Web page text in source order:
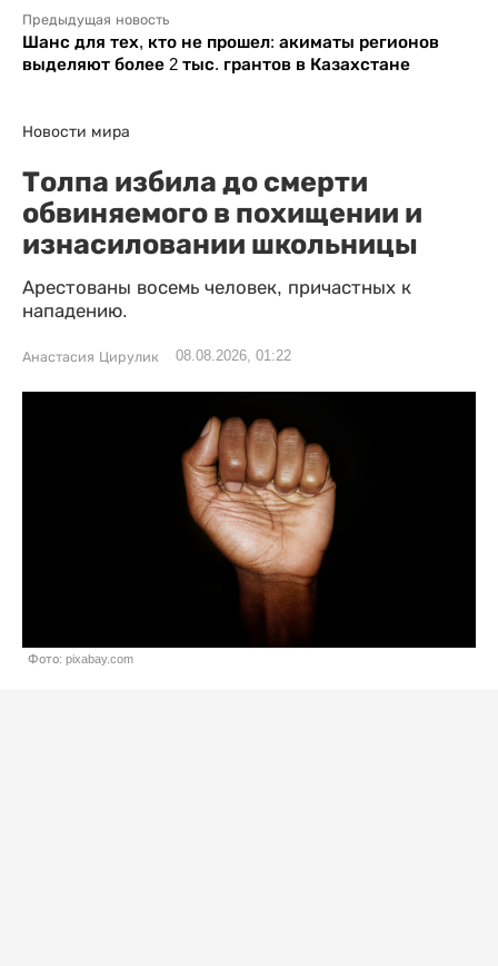
Предыдущая новость
Шанс для тех, кто не прошел: акиматы регионов
выделяют более 2 тыс. грантов в Казахстане
Новости мира
Толпа избила до смерти
обвиняемого в похищении и
изнасиловании школьницы
Арестованы восемь человек, причастных к
нападению.
Анастасия Цирулик 08.08.2026, 01:22
Фото: pixabay.com